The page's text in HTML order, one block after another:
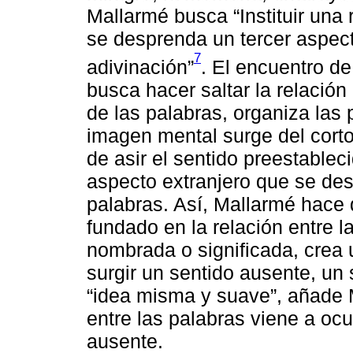
Mallarmé busca “Instituir
se desprenda un tercer
adivinación”7. El encuentro
busca hacer saltar la
de las palabras, organiza las
imagen mental surge del
de asir el sentido
aspecto extranjero que se
palabras. Así, Mallarmé
fundado en la relación entre
nombrada o significada,
surgir un sentido ausente,
“idea misma y suave”,
entre las palabras viene a
ausente.